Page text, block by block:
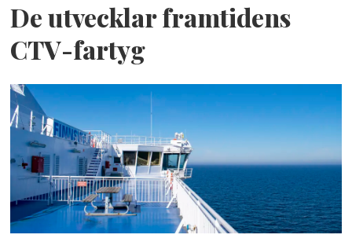
De utvecklar framtidens
CTV-fartyg